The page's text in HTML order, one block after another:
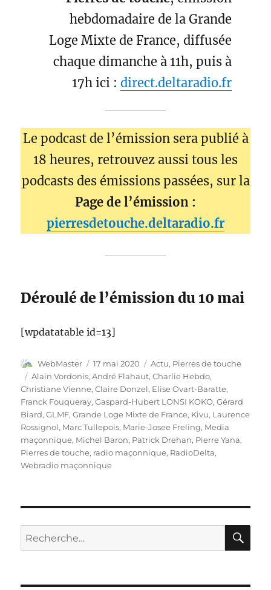
hebdomadaire de la Grande
Loge Mixte de France, diffusée
chaque dimanche à 11h, puis à
17h ici :direct.deltaradio.fr
Le podcast de l’émission sera publié à
18 heures, retrouvez aussi tous les
podcasts des émissions passées, sur la
Page de l’émission :
pierresdetouche.deltaradio.fr
Déroulé de l’émission du 10 mai
[wpdatatable id=13]
Auteur
WebMaster
Publié
le
17 mai 2020 Catégories
Actu, Pierres de touche
Étiquettes
Alain Vordonis,André Flahaut,Charlie Hebdo,
Christiane Vienne,Claire Donzel, Elise Ovart-Baratte,
Franck Fouqueray,Gaspard-Hubert LONSI KOKO,Gérard
Biard,GLMF,Grande Loge Mixte de France, Kivu, Laurence
Rossignol, Marc Tullepois, Marie-Josee Freling, Media
maçonnique, Michel Baron, Patrick Drehan, Pierre Yana,
Pierres de touche, radio maçonnique, RadioDelta,
Webradio maçonnique
Recherche
pour :